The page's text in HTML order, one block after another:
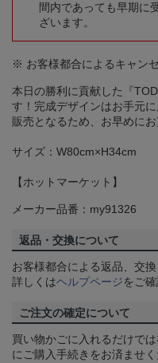
間内であっても早期に
ざいます。
※ お客様都合によるキャン
本日の勝利に貢献した『
す！完成デザインはお手元
販売となるため、お早めに
サイズ：W80cm×H34cm
【ホットマーケット】
メーカー品番：my91326
返品・交換について
お客様都合による返品、交
詳しくはヘルプページをご確
ご注文の確定について
買い物かごに入れるだけで
にご購入手続きをお済ませく